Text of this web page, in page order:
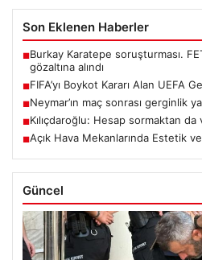
Son Eklenen Haberler
■Burkay Karatepe soruşturması.
gözaltına alındı
■FIFA’yı Boykot Kararı Alan UEFA
■Neymar’ın maç sonrası gerginlik
■Kılıçdaroğlu: Hesap sormaktan
■Açık Hava Mekanlarında Estetik
Güncel